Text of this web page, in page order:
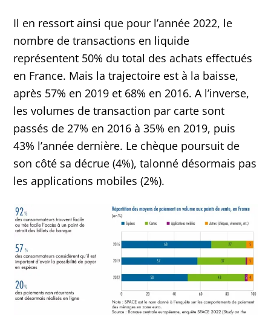
Il en ressort ainsi que pour l’année 2022, le
nombre de transactions en liquide
représentent 50% du total des achats effectués
en France. Mais la trajectoire est à la baisse,
après 57% en 2019 et 68% en 2016. A l’inverse,
les volumes de transaction par carte sont
passés de 27% en 2016 à 35% en 2019, puis
43% l’année dernière. Le chèque poursuit de
son côté sa décrue (4%), talonné désormais pas
les applications mobiles (2%).